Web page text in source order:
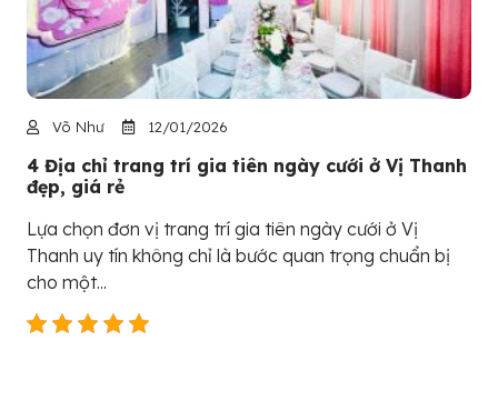
Võ Như 12/01/2026
4 Địa chỉ trang trí gia tiên ngày cưới ở Vị Thanh
đẹp, giá rẻ
Lựa chọn đơn vị trang trí gia tiên ngày cưới ở Vị
Thanh uy tín không chỉ là bước quan trọng chuẩn bị
cho một...